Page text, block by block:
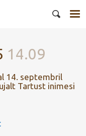
14.09
14. septembril
Tartust inimesi